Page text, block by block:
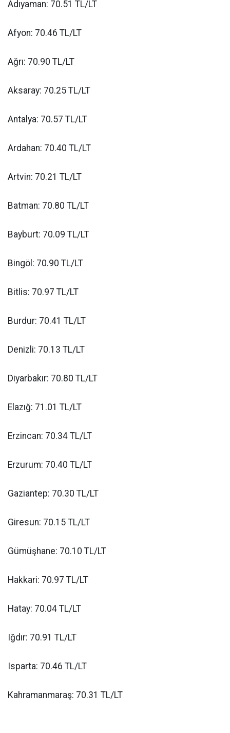
Adıyaman: 70.51 TL/LT
Afyon: 70.46 TL/LT
Ağrı: 70.90 TL/LT
Aksaray: 70.25 TL/LT
Antalya: 70.57 TL/LT
Ardahan: 70.40 TL/LT
Artvin: 70.21 TL/LT
Batman: 70.80 TL/LT
Bayburt: 70.09 TL/LT
Bingöl: 70.90 TL/LT
Bitlis: 70.97 TL/LT
Burdur: 70.41 TL/LT
Denizli: 70.13 TL/LT
Diyarbakır: 70.80 TL/LT
Elazığ: 71.01 TL/LT
Erzincan: 70.34 TL/LT
Erzurum: 70.40 TL/LT
Gaziantep: 70.30 TL/LT
Giresun: 70.15 TL/LT
Gümüşhane: 70.10 TL/LT
Hakkari: 70.97 TL/LT
Hatay: 70.04 TL/LT
Iğdır: 70.91 TL/LT
Isparta: 70.46 TL/LT
Kahramanmaraş: 70.31 TL/LT